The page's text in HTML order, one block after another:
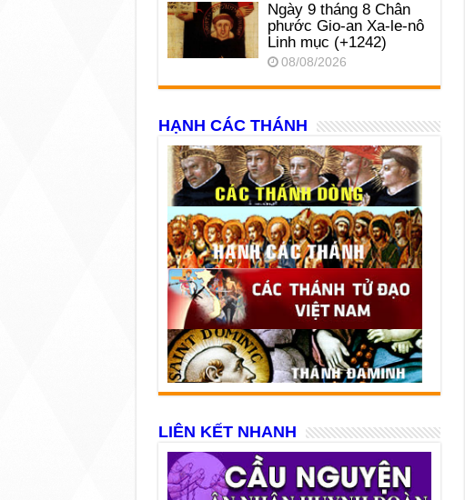
Ngày 9 tháng 8 Chân
phước Gio-an Xa-le-nô
Linh mục (+1242)
08/08/2026
HẠNH CÁC THÁNH
LIÊN KẾT NHANH